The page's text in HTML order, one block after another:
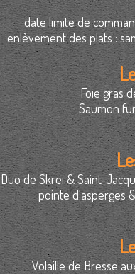
date limite de
enlèvement des plats :
Foie gras
Saumon
Duo de Skrei & Saint-
pointe d'asperges
Volaille de Bresse